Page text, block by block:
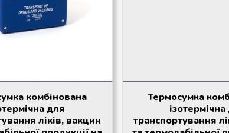
комбінована
для
ліків, вакцин
Термосумка
транспортування